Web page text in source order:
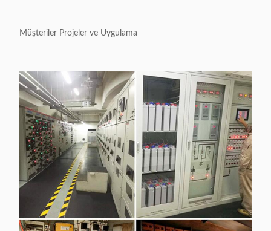
Müşteriler Projeler ve Uygulama